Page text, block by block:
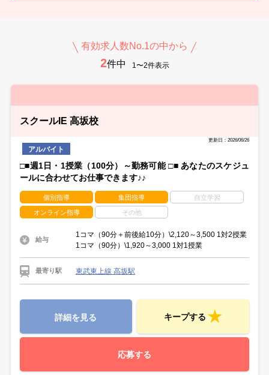
スクールIEでのバイトのこと、研修のこと、就職活動のことなど…
何でも先輩講師に相談できる環境です！
新しい先生を明るく迎えてくれるメンバーが待っています♪
スクールIEにはオリジナルのテキストがあり、
授業をスムーズに進められます。
■ 勤務スタート日は相談OK！ ■
学校のカリキュラムが決まって落ち着いてから…
スキマ時間を使いたい週1日勤務や
しっかり働きたい週5日勤務もOKです☆
有効求人数No.1の中から
2件中 1〜2件表示
スクールIE 高坂校
更新日：2026/06/26
アルバイト
□■週1日・1授業（100分）～勤務可能 □■ あなたのスケジュ
ールに合わせてお仕事できます♪♪
個別指導 集団指導 自立学習
オンライン指導 その他
給与
1コマ（90分＋前後給10分）\2,120～3,500 1対2授業
1コマ（90分）\1,920～3,000 1対1授業
最寄り駅 東武東上線 高坂駅
詳細を見る キープする
応募する